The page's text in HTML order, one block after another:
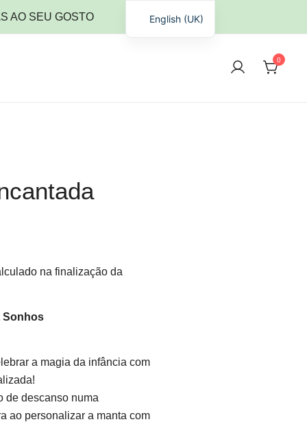
AO SEU GOSTO
0
na finalização da
Sonhos
a magia da infância com
de descanso numa
ao personalizar a manta com
English (UK)